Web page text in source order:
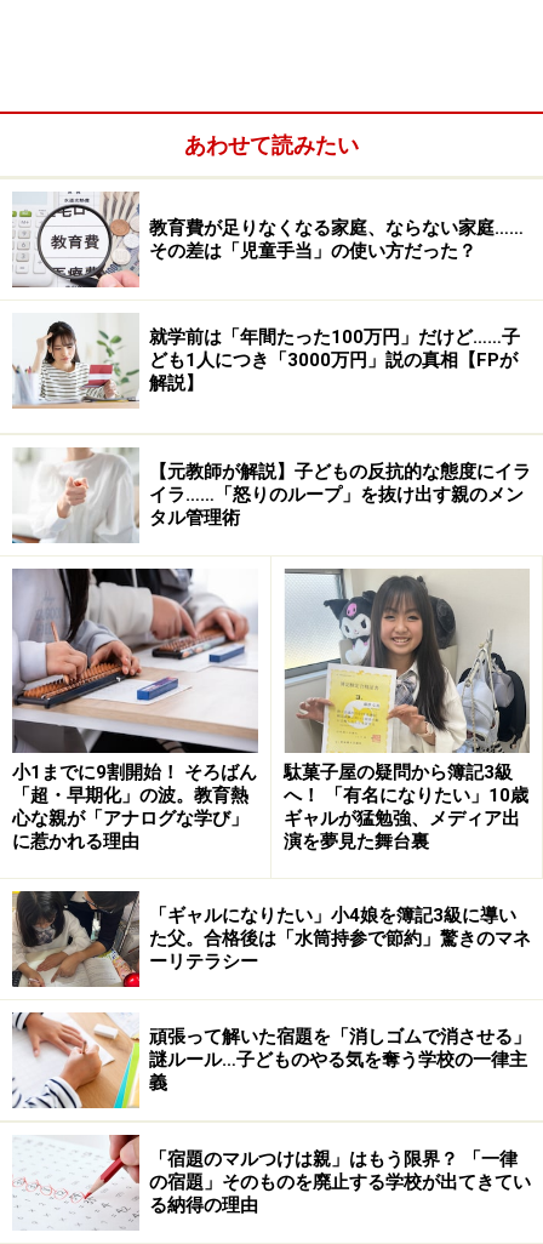
り方です。公園から帰る時だけでなく、お友達の家から
帰る時、遊びを切り上げる時等、色々な場面で応用する
ことが出来ます。急に遊ぶことになった際も、「事前の
準備」として一言声をかけるようにしましょう。
＜目次＞
ステップ1 ～公園遊びを楽しむ子供の気持ちに心か
ら共感する～
ステップ2 ～帰っても楽しいことがあることを伝え
ると子供は動く～
ステップ3 ～「さよならの儀式」でその場所とお別
れする～
子供を公園から帰らせるために、親は子供の気持ち
をわかってあげよう
ステップ1 ～公園遊びを楽しむ子供の気持
ちに心から共感する～
まずは、目の前にいる子供の「遊びたい」「楽しい」と
いう気持ちに、思いっきり共感することから始めましょ
う。「帰りたいのに帰れない」と感じているママは、こ
の過程を飛ばしがちなので要注意。子供は"今の気持
あわせて読みたい
教育費が足りなくなる家庭、ならない家庭……
その差は「児童手当」の使い方だった？
就学前は「年間たった100万円」だけど……子
ども1人につき「3000万円」説の真相【FPが
解説】
【元教師が解説】子どもの反抗的な態度にイラ
イラ……「怒りのループ」を抜け出す親のメン
タル管理術
小1までに9割開始！ そろばん
「超・早期化」の波。教育熱
心な親が「アナログな学び」
に惹かれる理由
駄菓子屋の疑問から簿記3級
へ！ 「有名になりたい」10歳
ギャルが猛勉強、メディア出
演を夢見た舞台裏
「ギャルになりたい」小4娘を簿記3級に導い
た父。合格後は「水筒持参で節約」驚きのマネ
ーリテラシー
頑張って解いた宿題を「消しゴムで消させる」
謎ルール…子どものやる気を奪う学校の一律主
義
「宿題のマルつけは親」はもう限界？ 「一律
の宿題」そのものを廃止する学校が出てきてい
る納得の理由